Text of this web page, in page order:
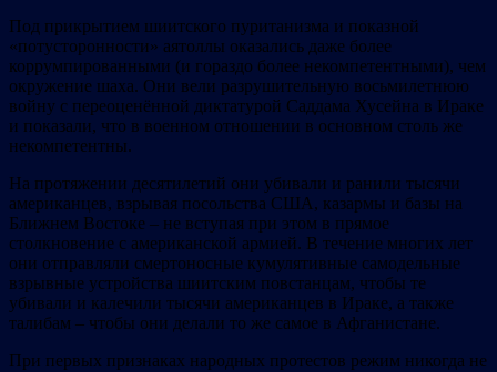
Под прикрытием шиитского пуританизма и показной
«потусторонности» аятоллы оказались даже более
коррумпированными (и гораздо более некомпетентными), чем
окружение шаха. Они вели разрушительную восьмилетнюю
войну с переоценённой диктатурой Саддама Хусейна в Ираке
и показали, что в военном отношении в основном столь же
некомпетентны.
На протяжении десятилетий они убивали и ранили тысячи
американцев, взрывая посольства США, казармы и базы на
Ближнем Востоке – не вступая при этом в прямое
столкновение с американской армией. В течение многих лет
они отправляли смертоносные кумулятивные самодельные
взрывные устройства шиитским повстанцам, чтобы те
убивали и калечили тысячи американцев в Ираке, а также
талибам – чтобы они делали то же самое в Афганистане.
При первых признаках народных протестов режим никогда не